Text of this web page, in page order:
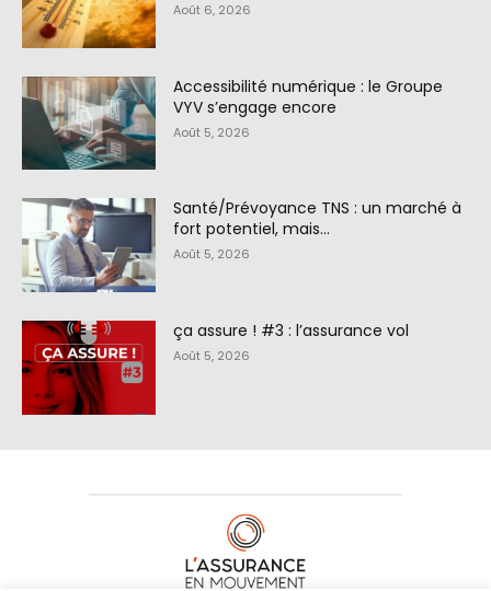
Août 6, 2026
Accessibilité numérique : le Groupe
VYV s’engage encore
Août 5, 2026
Santé/Prévoyance TNS : un marché à
fort potentiel, mais…
Août 5, 2026
ça assure ! #3 : l’assurance vol
Août 5, 2026